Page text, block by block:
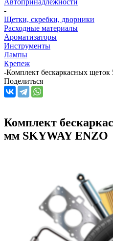
-
Щетки, скребки, дворники
Расходные материалы
Ароматизаторы
Инструменты
Лампы
Крепеж
-Комплект бескаркасных
Поделиться
Комплект
мм SKYWAY ENZO